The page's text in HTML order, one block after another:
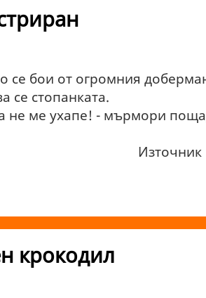
бои от огромния
се стопанката.
не ме ухапе! - мърмори
Източник
крокодил